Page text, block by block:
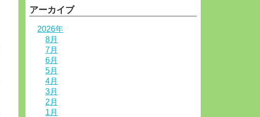
アーカイブ
2026年
8月
7月
6月
5月
4月
3月
2月
1月